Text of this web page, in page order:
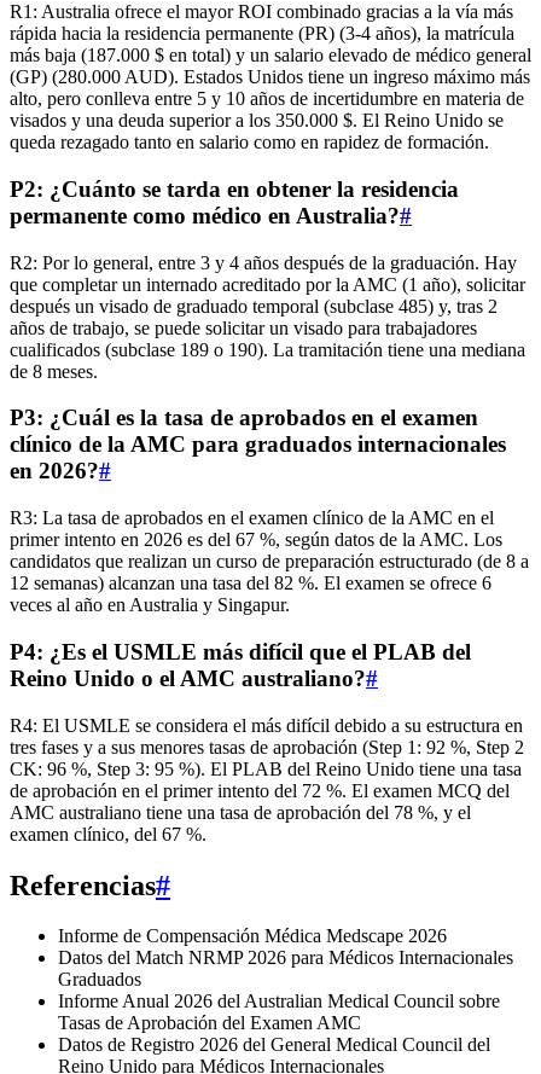
R1: Australia ofrece el mayor ROI combinado gracias a la vía más
rápida hacia la residencia permanente (PR) (3-4 años), la matrícula
más baja (187.000 $ en total) y un salario elevado de médico general
(GP) (280.000 AUD). Estados Unidos tiene un ingreso máximo más
alto, pero conlleva entre 5 y 10 años de incertidumbre en materia de
visados y una deuda superior a los 350.000 $. El Reino Unido se
queda rezagado tanto en salario como en rapidez de formación.
P2: ¿Cuánto se tarda en obtener la residencia
permanente como médico en Australia?#
R2: Por lo general, entre 3 y 4 años después de la graduación. Hay
que completar un internado acreditado por la AMC (1 año), solicitar
después un visado de graduado temporal (subclase 485) y, tras 2
años de trabajo, se puede solicitar un visado para trabajadores
cualificados (subclase 189 o 190). La tramitación tiene una mediana
de 8 meses.
P3: ¿Cuál es la tasa de aprobados en el examen
clínico de la AMC para graduados internacionales
en 2026?#
R3: La tasa de aprobados en el examen clínico de la AMC en el
primer intento en 2026 es del 67 %, según datos de la AMC. Los
candidatos que realizan un curso de preparación estructurado (de 8 a
12 semanas) alcanzan una tasa del 82 %. El examen se ofrece 6
veces al año en Australia y Singapur.
P4: ¿Es el USMLE más difícil que el PLAB del
Reino Unido o el AMC australiano?#
R4: El USMLE se considera el más difícil debido a su estructura en
tres fases y a sus menores tasas de aprobación (Step 1: 92 %, Step 2
CK: 96 %, Step 3: 95 %). El PLAB del Reino Unido tiene una tasa
de aprobación en el primer intento del 72 %. El examen MCQ del
AMC australiano tiene una tasa de aprobación del 78 %, y el
examen clínico, del 67 %.
Referencias#
Informe de Compensación Médica Medscape 2026
Datos del Match NRMP 2026 para Médicos Internacionales
Graduados
Informe Anual 2026 del Australian Medical Council sobre
Tasas de Aprobación del Examen AMC
Datos de Registro 2026 del General Medical Council del
Reino Unido para Médicos Internacionales